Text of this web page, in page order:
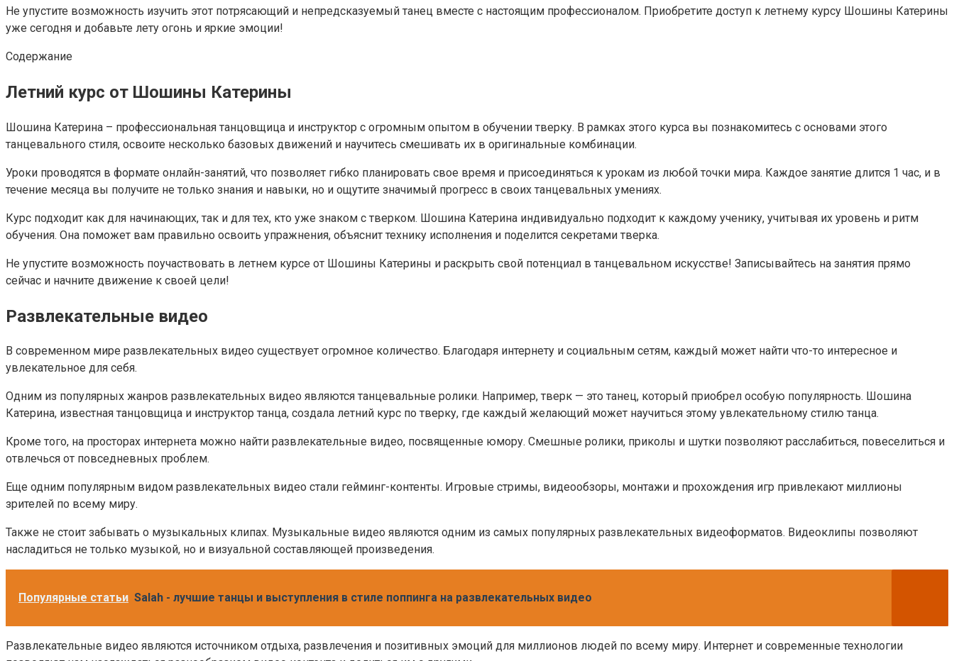
Не упустите возможность изучить этот потрясающий и непредсказуемый танец вместе с настоящим профессионалом. Приобретите доступ к летнему курсу Шошины Катерины
уже сегодня и добавьте лету огонь и яркие эмоции!
Содержание
Летний курс от Шошины Катерины
Шошина Катерина – профессиональная танцовщица и инструктор с огромным опытом в обучении тверку. В рамках этого курса вы познакомитесь с основами этого
танцевального стиля, освоите несколько базовых движений и научитесь смешивать их в оригинальные комбинации.
Уроки проводятся в формате онлайн-занятий, что позволяет гибко планировать свое время и присоединяться к урокам из любой точки мира. Каждое занятие длится 1 час, и в
течение месяца вы получите не только знания и навыки, но и ощутите значимый прогресс в своих танцевальных умениях.
Курс подходит как для начинающих, так и для тех, кто уже знаком с тверком. Шошина Катерина индивидуально подходит к каждому ученику, учитывая их уровень и ритм
обучения. Она поможет вам правильно освоить упражнения, объяснит технику исполнения и поделится секретами тверка.
Не упустите возможность поучаствовать в летнем курсе от Шошины Катерины и раскрыть свой потенциал в танцевальном искусстве! Записывайтесь на занятия прямо
сейчас и начните движение к своей цели!
Развлекательные видео
В современном мире развлекательных видео существует огромное количество. Благодаря интернету и социальным сетям, каждый может найти что-то интересное и
увлекательное для себя.
Одним из популярных жанров развлекательных видео являются танцевальные ролики. Например, тверк — это танец, который приобрел особую популярность. Шошина
Катерина, известная танцовщица и инструктор танца, создала летний курс по тверку, где каждый желающий может научиться этому увлекательному стилю танца.
Кроме того, на просторах интернета можно найти развлекательные видео, посвященные юмору. Смешные ролики, приколы и шутки позволяют расслабиться, повеселиться и
отвлечься от повседневных проблем.
Еще одним популярным видом развлекательных видео стали гейминг-контенты. Игровые стримы, видеообзоры, монтажи и прохождения игр привлекают миллионы
зрителей по всему миру.
Также не стоит забывать о музыкальных клипах. Музыкальные видео являются одним из самых популярных развлекательных видеоформатов. Видеоклипы позволяют
насладиться не только музыкой, но и визуальной составляющей произведения.
Популярные статьи Salah - лучшие танцы и выступления в стиле поппинга на развлекательных видео
Развлекательные видео являются источником отдыха, развлечения и позитивных эмоций для миллионов людей по всему миру. Интернет и современные технологии